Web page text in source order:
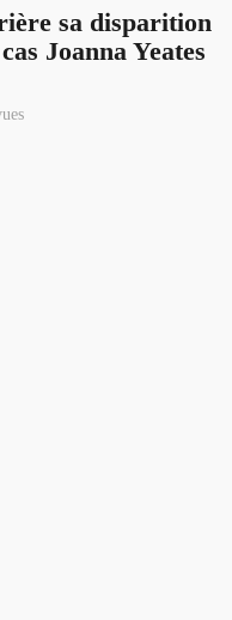
sa disparition
Joanna Yeates